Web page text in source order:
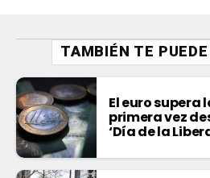
TAMBIÉN TE
El euro supera
primera vez
‘Día de la